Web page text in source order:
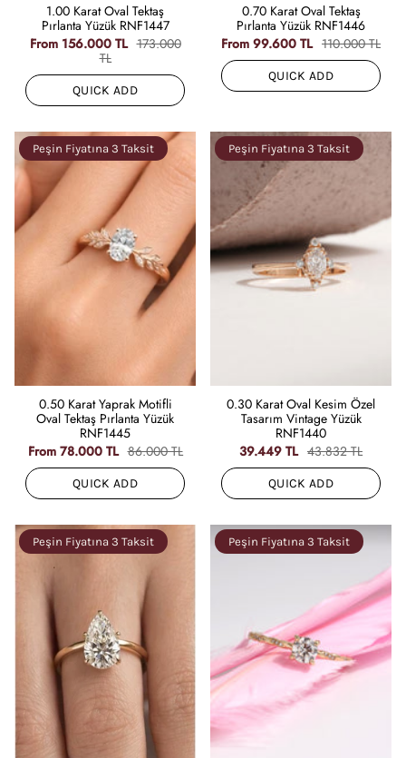
1.00 Karat Oval Tektaş
Pırlanta Yüzük RNF1447
From156.000 TL 173.000
TL
QUICK ADD
0.70 Karat Oval Tektaş
Pırlanta Yüzük RNF1446
From 99.600 TL 110.000 TL
QUICK ADD
Peşin Fiyatına 3 Taksit
0.50 Karat Yaprak Motifli
Oval Tektaş Pırlanta Yüzük
RNF1445
From78.000 TL 86.000 TL
QUICK ADD
Peşin Fiyatına 3 Taksit
0.30 Karat Oval Kesim Özel
Tasarım Vintage Yüzük
RNF1440
39.449 TL 43.832 TL
QUICK ADD
Peşin Fiyatına 3 Taksit Peşin Fiyatına 3 Taksit